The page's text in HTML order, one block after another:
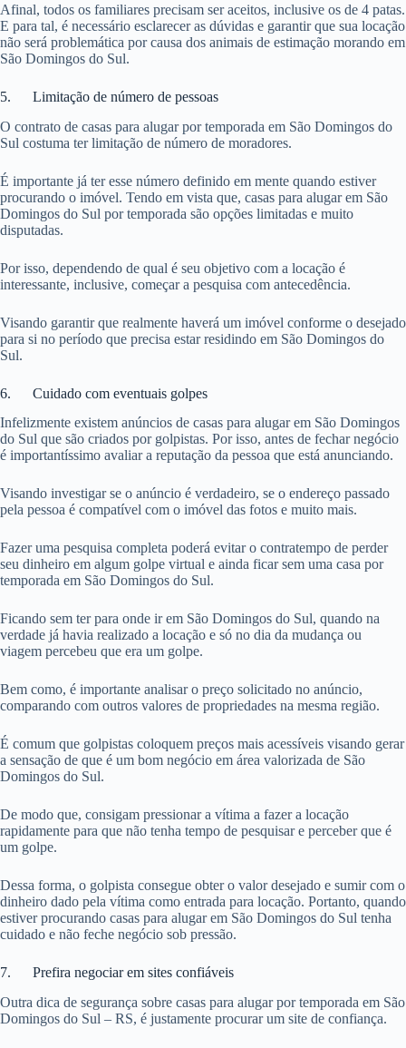
Afinal, todos os familiares precisam ser aceitos, inclusive os de 4 patas.
E para tal, é necessário esclarecer as dúvidas e garantir que sua locação
não será problemática por causa dos animais de estimação morando em
São Domingos do Sul.
5. Limitação de número de pessoas
O contrato de casas para alugar por temporada em São Domingos do
Sul costuma ter limitação de número de moradores.
É importante já ter esse número definido em mente quando estiver
procurando o imóvel. Tendo em vista que, casas para alugar em São
Domingos do Sul por temporada são opções limitadas e muito
disputadas.
Por isso, dependendo de qual é seu objetivo com a locação é
interessante, inclusive, começar a pesquisa com antecedência.
Visando garantir que realmente haverá um imóvel conforme o desejado
para si no período que precisa estar residindo em São Domingos do
Sul.
6. Cuidado com eventuais golpes
Infelizmente existem anúncios de casas para alugar em São Domingos
do Sul que são criados por golpistas. Por isso, antes de fechar negócio
é importantíssimo avaliar a reputação da pessoa que está anunciando.
Visando investigar se o anúncio é verdadeiro, se o endereço passado
pela pessoa é compatível com o imóvel das fotos e muito mais.
Fazer uma pesquisa completa poderá evitar o contratempo de perder
seu dinheiro em algum golpe virtual e ainda ficar sem uma casa por
temporada em São Domingos do Sul.
Ficando sem ter para onde ir em São Domingos do Sul, quando na
verdade já havia realizado a locação e só no dia da mudança ou
viagem percebeu que era um golpe.
Bem como, é importante analisar o preço solicitado no anúncio,
comparando com outros valores de propriedades na mesma região.
É comum que golpistas coloquem preços mais acessíveis visando gerar
a sensação de que é um bom negócio em área valorizada de São
Domingos do Sul.
De modo que, consigam pressionar a vítima a fazer a locação
rapidamente para que não tenha tempo de pesquisar e perceber que é
um golpe.
Dessa forma, o golpista consegue obter o valor desejado e sumir com o
dinheiro dado pela vítima como entrada para locação. Portanto, quando
estiver procurando casas para alugar em São Domingos do Sul tenha
cuidado e não feche negócio sob pressão.
7. Prefira negociar em sites confiáveis
Outra dica de segurança sobre casas para alugar por temporada em São
Domingos do Sul – RS, é justamente procurar um site de confiança.